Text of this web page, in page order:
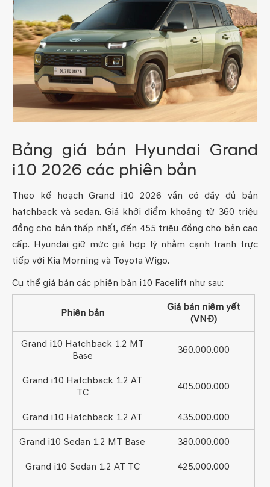
Bảng giá bán Hyundai Grand
i10 2026 các phiên bản
Theo kế hoạch Grand i10 2026 vẫn có đầy đủ bản
hatchback và sedan. Giá khởi điểm khoảng từ 360 triệu
đồng cho bản thấp nhất, đến 455 triệu đồng cho bản cao
cấp. Hyundai giữ mức giá hợp lý nhằm cạnh tranh trực
tiếp với Kia Morning và Toyota Wigo.
Cụ thể giá bán các phiên bản i10 Facelift như sau:
Phiên bản
Giá bán niêm yết
(VNĐ)
Grand i10 Hatchback 1.2 MT
Base
360.000.000
Grand i10 Hatchback 1.2 AT
TC
405.000.000
Grand i10 Hatchback 1.2 AT 435.000.000
Grand i10 Sedan 1.2 MT Base 380.000.000
Grand i10 Sedan 1.2 AT TC 425.000.000